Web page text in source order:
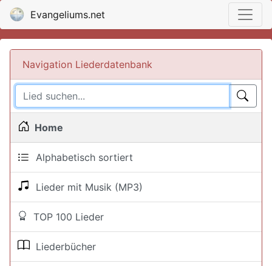
Evangeliums.net
Navigation Liederdatenbank
Home
Alphabetisch sortiert
Lieder mit Musik (MP3)
TOP 100 Lieder
Liederbücher